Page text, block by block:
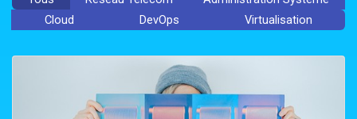
Cloud
DevOps Virtualisation